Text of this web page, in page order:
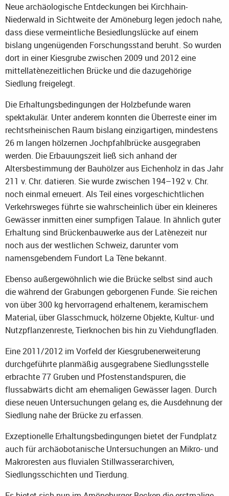
Neue archäologische Entdeckungen bei Kirchhain-
Niederwald in Sichtweite der Amöneburg legen jedoch nahe,
dass diese vermeintliche Besiedlungslücke auf einem
bislang ungenügenden Forschungsstand beruht. So wurden
dort in einer Kiesgrube zwischen 2009 und 2012 eine
mittellatènezeitlichen Brücke und die dazugehörige
Siedlung freigelegt.
Die Erhaltungsbedingungen der Holzbefunde waren
spektakulär. Unter anderem konnten die Überreste einer im
rechtsrheinischen Raum bislang einzigartigen, mindestens
26 m langen hölzernen Jochpfahlbrücke ausgegraben
werden. Die Erbauungszeit ließ sich anhand der
Altersbestimmung der Bauhölzer aus Eichenholz in das Jahr
211 v. Chr. datieren. Sie wurde zwischen 194–192 v. Chr.
noch einmal erneuert. Als Teil eines vorgeschichtlichen
Verkehrsweges führte sie wahrscheinlich über ein kleineres
Gewässer inmitten einer sumpfigen Talaue. In ähnlich guter
Erhaltung sind Brückenbauwerke aus der Latènezeit nur
noch aus der westlichen Schweiz, darunter vom
namensgebendem Fundort La Tène bekannt.
Ebenso außergewöhnlich wie die Brücke selbst sind auch
die während der Grabungen geborgenen Funde. Sie reichen
von über 300 kg hervorragend erhaltenem, keramischem
Material, über Glasschmuck, hölzerne Objekte, Kultur- und
Nutzpflanzenreste, Tierknochen bis hin zu Viehdungfladen.
Eine 2011/2012 im Vorfeld der Kiesgrubenerweiterung
durchgeführte planmäßig ausgegrabene Siedlungsstelle
erbrachte 77 Gruben und Pfostenstandspuren, die
flussabwärts dicht am ehemaligen Gewässer lagen. Durch
diese neuen Untersuchungen gelang es, die Ausdehnung der
Siedlung nahe der Brücke zu erfassen.
Exzeptionelle Erhaltungsbedingungen bietet der Fundplatz
auch für archäobotanische Untersuchungen an Mikro- und
Makroresten aus fluvialen Stillwasserarchiven,
Siedlungsschichten und Tierdung.